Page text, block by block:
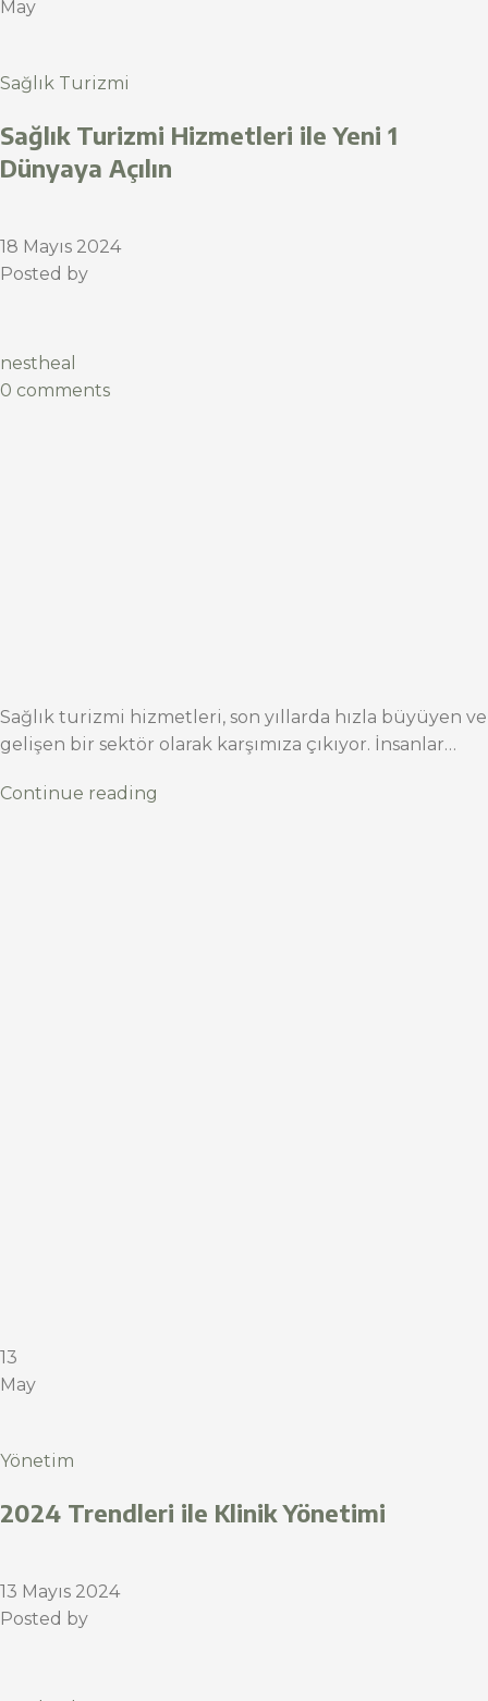
May
Sağlık Turizmi
Sağlık Turizmi Hizmetleri ile Yeni 1
Dünyaya Açılın
18 Mayıs 2024
Posted by
nestheal
0 comments
Sağlık turizmi hizmetleri, son yıllarda hızla büyüyen ve
gelişen bir sektör olarak karşımıza çıkıyor. İnsanlar…
Continue reading
13
May
Yönetim
2024 Trendleri ile Klinik Yönetimi
13 Mayıs 2024
Posted by